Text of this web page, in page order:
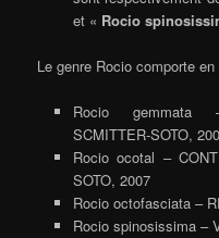
et « Rocio
Le genre Rocio comporte
Rocio gemmata
SCMITTER-SOTO,
Rocio ocotal –
SOTO, 2007
Rocio octofasciata –
Rocio spinosissima –